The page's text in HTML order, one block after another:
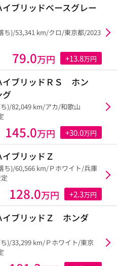
ブリッドベースグレー
ち)/53,341 km/クロ/東京都/2023
79.0万円 +13.8万円
ブリッドＲＳ ホン
)/82,049 km/アカ/和歌山
145.0万円 +30.0万円
ブリッドＺ
ち)/60,566 km/Ｐホワイト/兵庫
128.0万円 +2.3万円
ブリッドＺ ホンダ
)/33,299 km/Ｐホワイト/東京